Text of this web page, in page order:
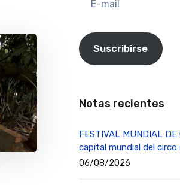
mail
Suscribirse
Notas recientes
FESTIVAL MUNDIAL
capital mundial del
06/08/2026